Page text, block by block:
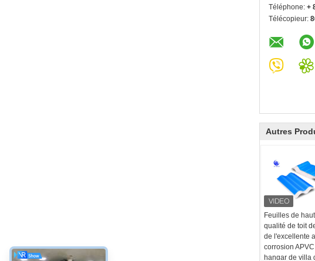
Téléphone: +
Télécopieur:
Autres
Feuilles de
qualité de toit
de l'excellente
corrosion
hangar de villa